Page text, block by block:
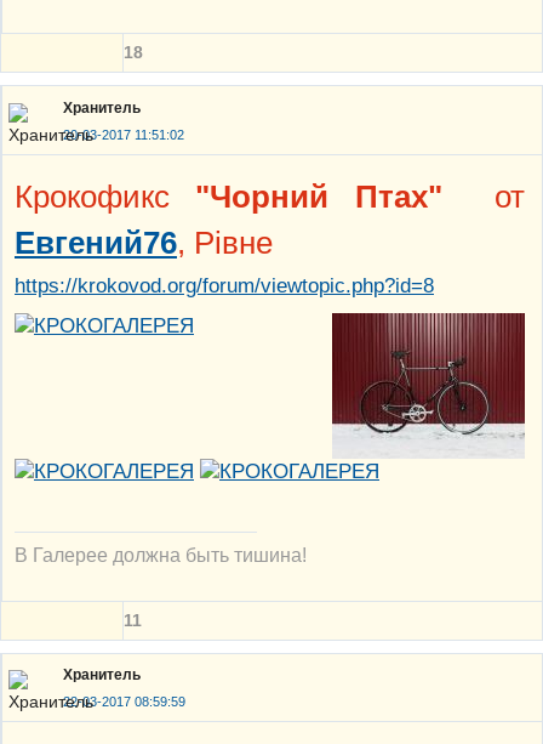
18
Хранитель
20-03-2017 11:51:02
Крокофикс "Чорний Птах" от
Евгений76, Рiвне
https://krokovod.org/forum/viewtopic.php?id=8
В Галерее должна быть тишина!
11
Хранитель
22-03-2017 08:59:59